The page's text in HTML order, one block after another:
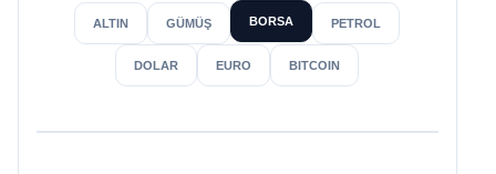
ALTIN GÜMÜŞ BORSA PETROL
DOLAR EURO BITCOIN